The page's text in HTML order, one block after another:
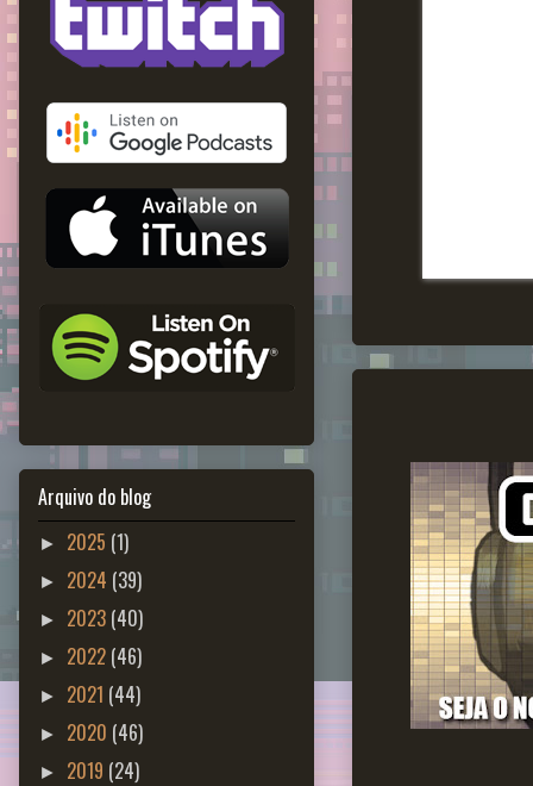
Arquivo do blog
► 2025 (1)
► 2024 (39)
► 2023 (40)
► 2022 (46)
► 2021 (44)
► 2020 (46)
► 2019 (24)